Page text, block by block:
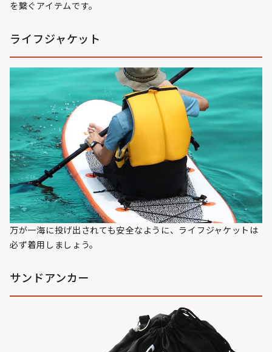
を繋ぐアイテムです。
ライフジャケット
万が一海に投げ出されても安全なように、ライフジャケットは
必ず着用しましょう。
サンドアンカー